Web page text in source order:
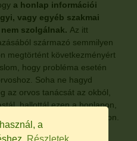
a honlap információi
vagy egyéb szakmai
szolgálnak. Az itt
származó semmilyen
megtörtént következményért
hogy probléma esetén
Soha ne hagyd
az orvos tanácsát az okból,
hallottál ezen a honlapon,
más oldalon, anyagokon.
a
Részletek